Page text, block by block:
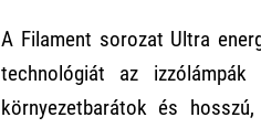
A Filament sorozat Ultra
technológiát az izzólámpák
környezetbarátok és